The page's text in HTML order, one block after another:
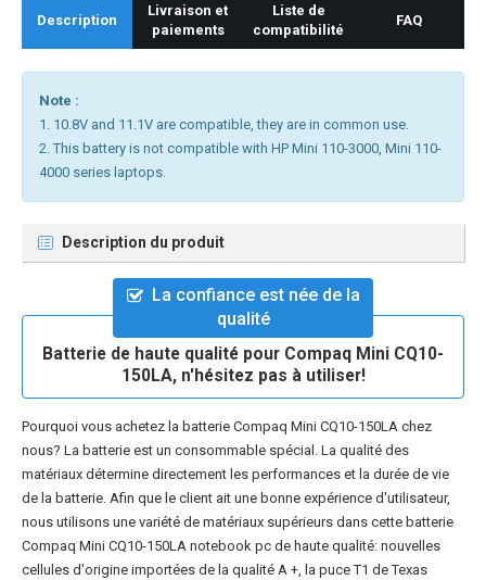
Description
Livraison et
paiements
Liste de
compatibilité
FAQ
Note :
1. 10.8V and 11.1V are compatible, they are in common use.
2. This battery is not compatible with HP Mini 110-3000, Mini 110-
4000 series laptops.
Description du produit
La confiance est née de la
qualité
Batterie de haute qualité pour Compaq Mini CQ10-
150LA, n'hésitez pas à utiliser!
Pourquoi vous achetez la batterie Compaq Mini CQ10-150LA chez
nous? La batterie est un consommable spécial. La qualité des
matériaux détermine directement les performances et la durée de vie
de la batterie. Afin que le client ait une bonne expérience d'utilisateur,
nous utilisons une variété de matériaux supérieurs dans cette batterie
Compaq Mini CQ10-150LA notebook pc de haute qualité: nouvelles
cellules d'origine importées de la qualité A +, la puce T1 de Texas